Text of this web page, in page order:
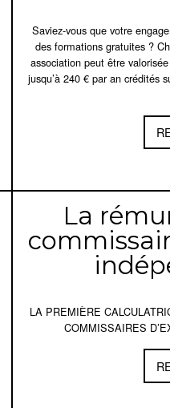
Saviez-vous que votre
des formations gratuites ?
association peut être
jusqu’à 240 € par an crédités
La
LA PREMIÈRE
COMMISSAIRES